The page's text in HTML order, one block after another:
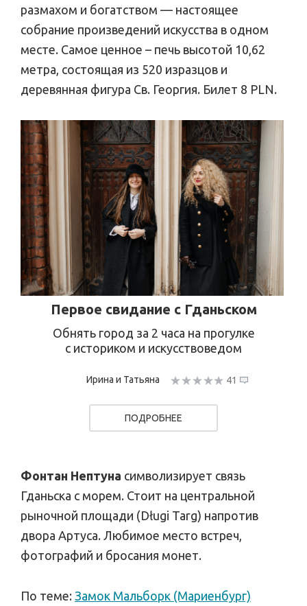
размахом и богатством — настоящее
собрание произведений искусства в одном
месте. Самое ценное – печь высотой 10,62
метра, состоящая из 520 изразцов и
деревянная фигура Св. Георгия. Билет 8 PLN.
Первое свидание с Гданьском
Обнять город за 2 часа на прогулке
с историком и искусствоведом
Ирина и Татьяна 41
ПОДРОБНЕЕ
Фонтан Нептуна символизирует связь
Гданьска с морем. Стоит на центральной
рыночной площади (Długi Targ) напротив
двора Артуса. Любимое место встреч,
фотографий и бросания монет.
По теме: Замок Мальборк (Мариенбург)